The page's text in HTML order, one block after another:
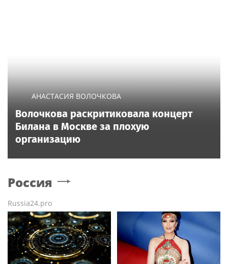
АНАСТАСИЯ ВОЛОЧКОВА
Волочкова раскритиковала концерт
Билана в Москве за плохую
организацию
Россия
Russia24.pro